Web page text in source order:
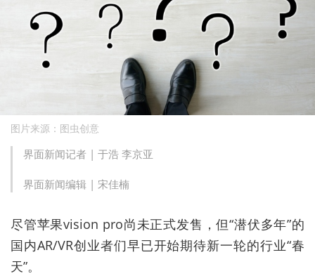
图片来源：图虫创意
界面新闻记者 | 于浩 李京亚
界面新闻编辑 | 宋佳楠
尽管苹果vision pro尚未正式发售，但“潜伏多年”的
国内AR/VR创业者们早已开始期待新一轮的行业“春
天”。